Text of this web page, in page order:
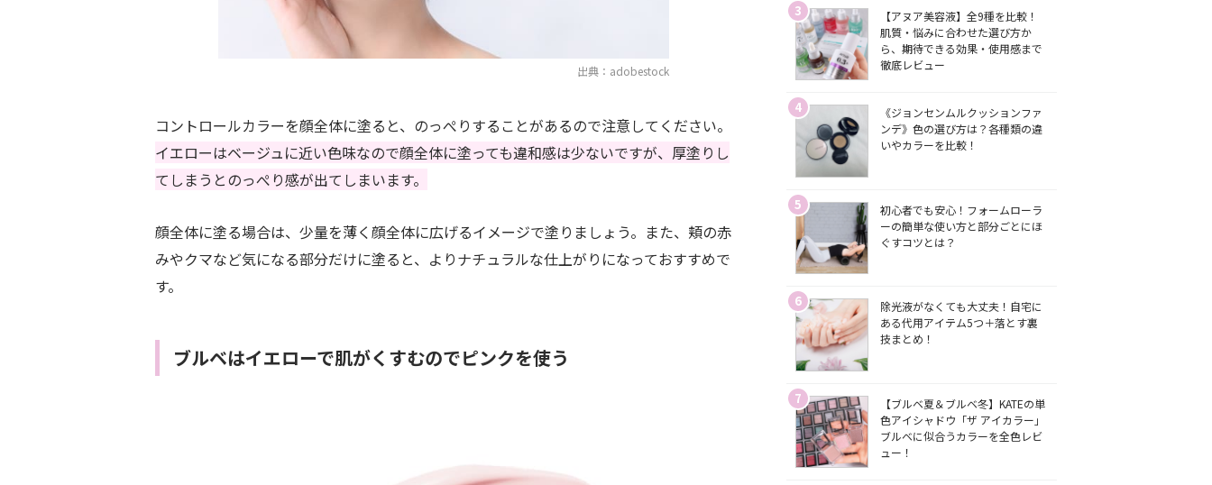
出典：adobestock
コントロールカラーを顔全体に塗ると、のっぺりすることがあるので注意してください。
イエローはベージュに近い色味なので顔全体に塗っても違和感は少ないですが、厚塗りし
てしまうとのっぺり感が出てしまいます。
顔全体に塗る場合は、少量を薄く顔全体に広げるイメージで塗りましょう。また、頬の赤
みやクマなど気になる部分だけに塗ると、よりナチュラルな仕上がりになっておすすめで
す。
ブルベはイエローで肌がくすむのでピンクを使う
3
【アヌア美容液】全9種を比較！
肌質・悩みに合わせた選び方か
ら、期待できる効果・使用感まで
徹底レビュー
4
《ジョンセンムルクッションファ
ンデ》色の選び方は？各種類の違
いやカラーを比較！
5
初心者でも安心！フォームローラ
ーの簡単な使い方と部分ごとにほ
ぐすコツとは？
6
除光液がなくても大丈夫！自宅に
ある代用アイテム5つ＋落とす裏
技まとめ！
7
【ブルベ夏＆ブルベ冬】KATEの単
色アイシャドウ「ザ アイカラー」
ブルベに似合うカラーを全色レビ
ュー！